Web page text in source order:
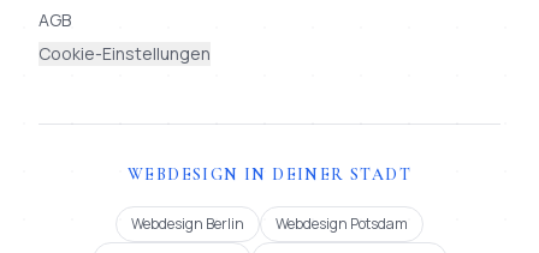
AGB
Cookie-Einstellungen
WEBDESIGN IN DEINER STADT
Webdesign Berlin
Webdesign Potsdam